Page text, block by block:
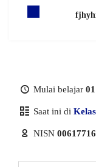
Mulai belajar
Saat ini di Kelas
NISN